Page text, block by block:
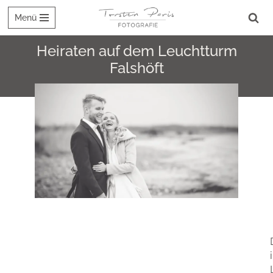
Zum
Menü
Heiraten auf dem Leuchtturm
Falshöft